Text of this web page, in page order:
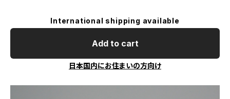
International shipping available
Add to cart
日本国内にお住まいの方向け